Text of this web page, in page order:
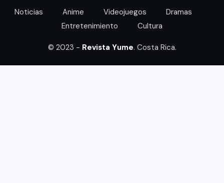
Noticias Anime Videojuegos
Dramas
Entretenimiento
Cultura
© 2023 - Revista Yume. Costa Rica.